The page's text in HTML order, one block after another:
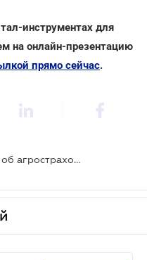
инструментах для
на онлайн-презентацию
прямо сейчас.
Рада приняла за основу проект об агростраховании